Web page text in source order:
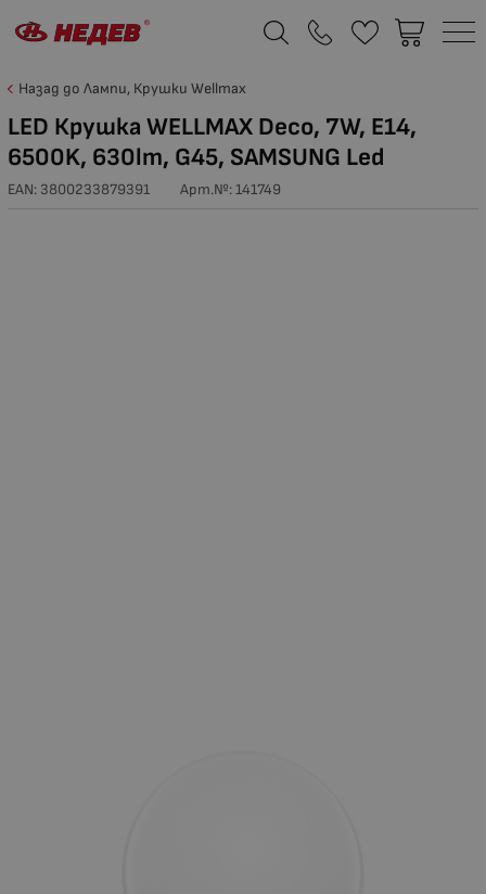
Назад до Лампи, Крушки Wellmax
LED Крушка WELLMAX Deco, 7W, E14,
6500K, 630lm, G45, SAMSUNG Led
EAN: 3800233879391 Арт.№:141749